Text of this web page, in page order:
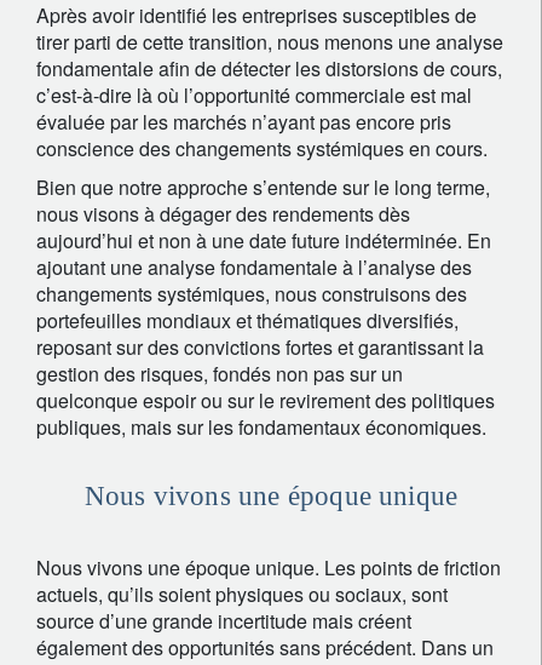
Après avoir identifié les entreprises susceptibles de
tirer parti de cette transition, nous menons une analyse
fondamentale afin de détecter les distorsions de cours,
c’est-à-dire là où l’opportunité commerciale est mal
évaluée par les marchés n’ayant pas encore pris
conscience des changements systémiques en cours.
Bien que notre approche s’entende sur le long terme,
nous visons à dégager des rendements dès
aujourd’hui et non à une date future indéterminée. En
ajoutant une analyse fondamentale à l’analyse des
changements systémiques, nous construisons des
portefeuilles mondiaux et thématiques diversifiés,
reposant sur des convictions fortes et garantissant la
gestion des risques, fondés non pas sur un
quelconque espoir ou sur le revirement des politiques
publiques, mais sur les fondamentaux économiques.
Nous vivons une époque unique
Nous vivons une époque unique. Les points de friction
actuels, qu’ils soient physiques ou sociaux, sont
source d’une grande incertitude mais créent
également des opportunités sans précédent. Dans un